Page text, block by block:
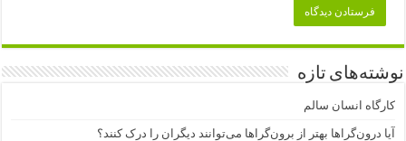
نوشته‌های تازه
کارگاه انسان سالم
آیا درون‌گراها بهتر از برون‌گراها می‌توانند دیگران را درک کنند؟